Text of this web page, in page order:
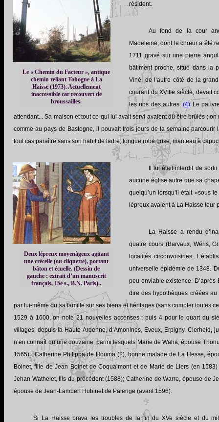
Le « Chemin du Facteur », antique
chemin reliant Tohogne à La
Haisse (1973). Actuellement
inaccessible car recouvert de
broussailles.
résident.
Au fond de la cour
Madeleine, dont le chœur a été
1711 gravé surune pierre
bâtiment proche, situé dans la
Viné, de l’autre côté de la
courant du XVIIIe siècle, devait
les uns des autres.(4)Le
attendant... Sa maison et tout ce qui lui avait servi avaient dû être brûlés ;
comme au pays de Bastogne, il pouvait trois jours de la semaine
tout cas paraître sans son habit de ladre, longue robe grise, manteau à
Deux lépreux moyenâgeux agitant
une crécelle (ou cliquette), portant
bâton et écuelle. (Dessin de
gauche : extrait d’un manuscrit
français, 15e s., B.N. Paris)..
Il lui était interdit de
aucune église autre que sa
quelqu’un lorsqu’il était «sous
lépreux avaient à La Haisse leur
La Haisse a rendu
quatre cours (Barvaux, Wéris,
localités circonvoisines.
universelle épidémie de 1348.
peu enviable existence. D’après
dire des hypothèques créées
par lui-même ou sa famille sur ses biens et héritages (sans compter toutes
1529 à 1600, on note 21 nouvelles accenses ; puis 4 pour le quart du
villages, depuis la Haute Ardenne, d’Amonines, Eveux, Erpigny, Clerheid,
n’en connaît qu’une douzaine, parmi lesquels Marie de Waha, épouse
1565) ; Catherine Philippa de Houma (?), bonne malade de La Hesse,
Boinet, fille de Jean Boinet de Coquaimont et de Marie de Liers (en
Jehan Wathelet, fils du précédent (1588); Catherine de Warre, épouse de
épouse de Jean-Lambert Hubinet de Palenge (avant 1596).
Si La Haisse brava les troubles de la fin du XVe siècle et du